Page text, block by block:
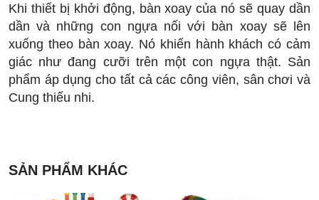
Khi thiết bị khởi động, bàn xoay của nó sẽ quay dần
dần và những con ngựa nối với bàn xoay sẽ lên
xuống theo bàn xoay. Nó khiến hành khách có cảm
giác như đang cưỡi trên một con ngựa thật. Sản
phẩm áp dụng cho tất cả các công viên, sân chơi và
Cung thiếu nhi.
SẢN PHẨM KHÁC